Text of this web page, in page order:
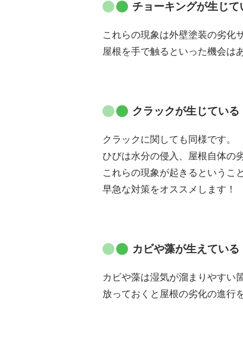
チョーキングが生じて
これらの現象は外壁塗装の劣化
屋根を手で触るといった機会は
クラックが生じている
クラックに関しても同様です。
ひびは水分の侵入、屋根自体の
これらの現象が起きるというこ
早急な対策をオススメします！
カビや藻が生えている
カビや藻は湿気が溜まりやすい
放っておくと屋根の劣化の進行